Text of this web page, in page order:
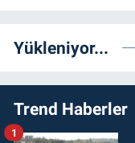
Yükleniyor...
Trend Haberler
1